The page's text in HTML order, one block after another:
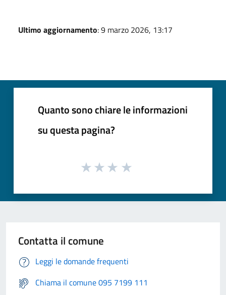
Ultimo aggiornamento: 9 marzo 2026, 13:17
Quanto sono chiare le informazioni
su questa pagina?
Contatta il comune
Leggi le domande frequenti
Chiama il comune 095 7199 111